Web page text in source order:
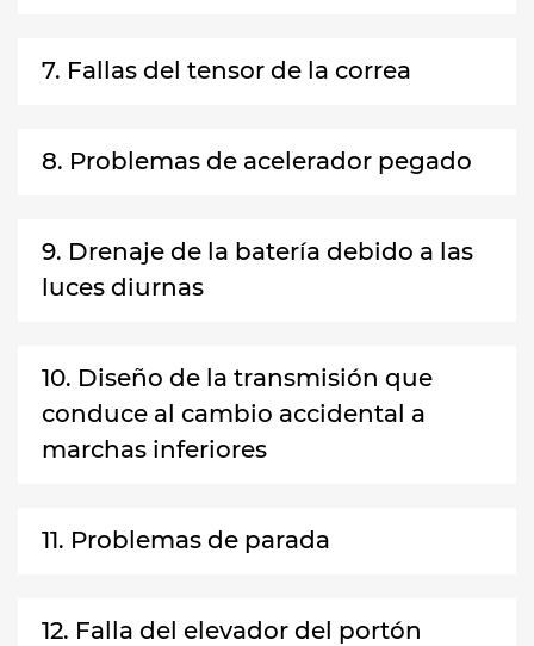
7. Fallas del tensor de la correa
8. Problemas de acelerador pegado
9. Drenaje de la batería debido a las
luces diurnas
10. Diseño de la transmisión que
conduce al cambio accidental a
marchas inferiores
11. Problemas de parada
12. Falla del elevador del portón